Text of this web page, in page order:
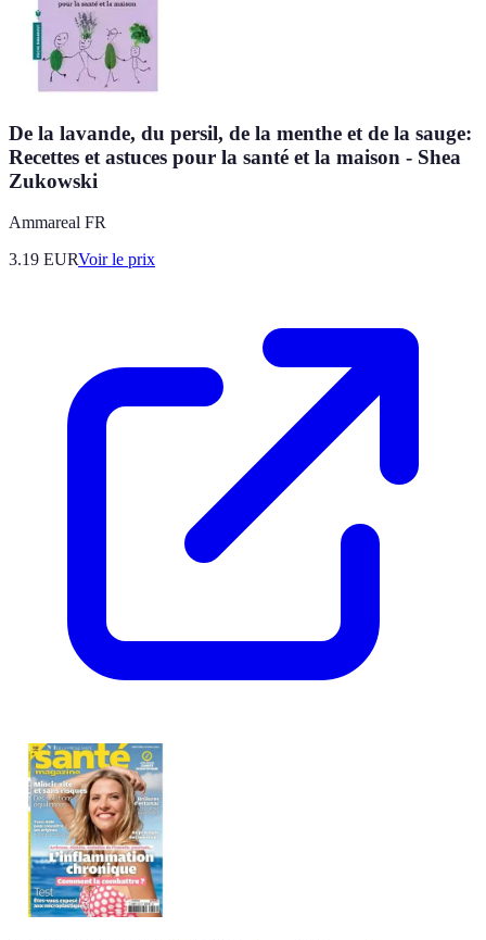
De la lavande, du persil, de la menthe et de la sauge:
Recettes et astuces pour la santé et la maison - Shea
Zukowski
Ammareal FR
3.19 EURVoir le prix